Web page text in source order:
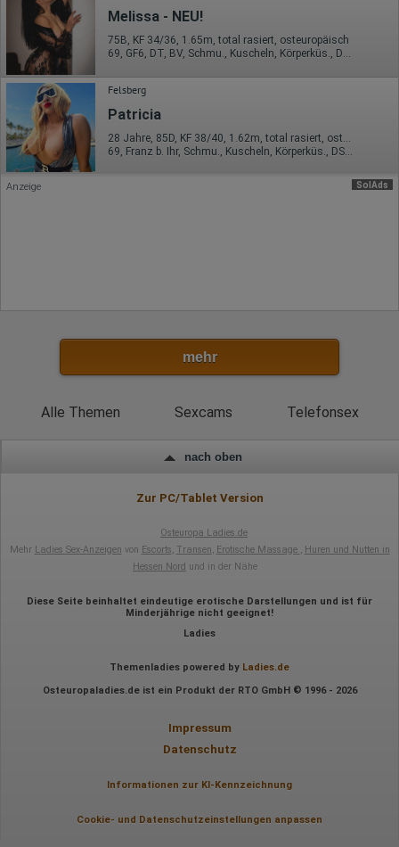
Ort der Verarbeitung:
Europäische Union
Rechtliche Grundlage der Verarbeitung
Art. 6 Abs. 1 S. 1 lit. a DSGVO
Melissa - NEU!
75B, KF 34/36, 1.65m, total rasiert, osteuropäisch
69, GF6, DT, BV, Schmu., Kuscheln, Körperküs., DSa
Felsberg
Patricia
SolAds
Anzeige
mehr
Alle Themen Sexcams Telefonsex
nach oben
Zur PC/Tablet Version
Osteuropa Ladies.de
Mehr Ladies Sex-Anzeigen von Escorts, Transen, Erotische Massage , Huren und Nutten in
Hessen Nord und in der Nähe
Diese Seite beinhaltet eindeutige erotische Darstellungen und ist für
Minderjährige nicht geeignet!
Ladies
Themenladies powered by Ladies.de
Osteuropaladies.de ist ein Produkt der RTO GmbH © 1996 - 2026
Impressum
Datenschutz
Informationen zur KI-Kennzeichnung
Cookie- und Datenschutzeinstellungen anpassen